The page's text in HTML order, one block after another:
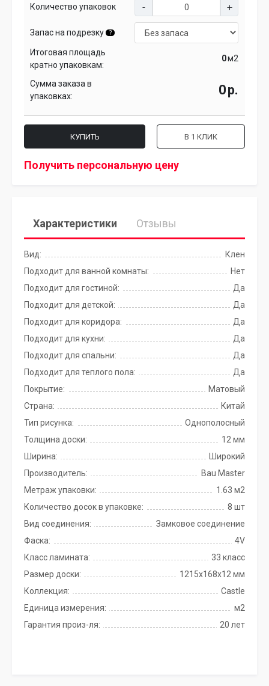
Количество упаковок
Запас на подрезку ?
Итоговая площадь
кратно упаковкам:
м2
Сумма заказа в
упаковках:
р.
КУПИТЬ В 1 КЛИК
Получить персональную цену
Характеристики Отзывы
Вид:
Клен
Подходит для ванной комнаты:
Нет
Подходит для гостиной:
Да
Подходит для детской:
Да
Подходит для коридора:
Да
Подходит для кухни:
Да
Подходит для спальни:
Да
Подходит для теплого пола:
Да
Покрытие:
Матовый
Страна:
Китай
Тип рисунка:
Однополосный
Толщина доски:
12 мм
Ширина:
Широкий
Производитель:
Bau Master
Метраж упаковки:
1.63 м2
Количество досок в упаковке:
8 шт
Вид соединения:
Замковое соединение
Фаска:
4V
Класс ламината:
33 класс
Размер доски:
1215х168х12 мм
Коллекция:
Castle
Единица измерения:
м2
Гарантия произ-ля:
20 лет